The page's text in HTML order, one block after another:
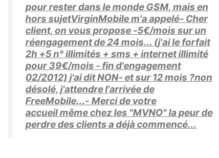
pour rester dans le monde GSM, mais en
hors sujetVirginMobile m'a appelé- Cher
client, on vous propose -5€/mois sur un
réengagement de 24 mois... (j'ai le forfait
2h +5 n° illimités + sms + internet illimité
pour 39€/mois - fin d'engagement
02/2012) j'ai dit NON- et sur 12 mois ?non
désolé, j'attendre l'arrivée de
FreeMobile...- Merci de votre
accueil même chez les "MVNO" la peur de
perdre des clients a déjà commencé...